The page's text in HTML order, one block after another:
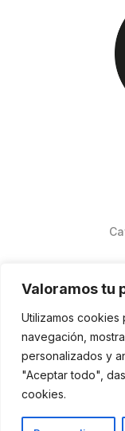
Valoramos tu
Utilizamos cookies
navegación,
personalizados y
"Aceptar todo",
cookies.